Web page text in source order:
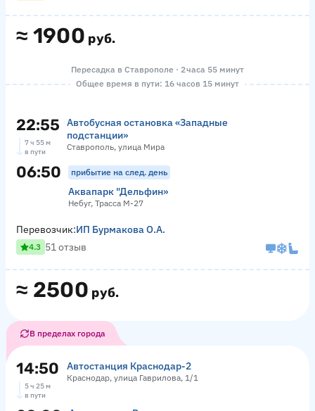
≈ 1900 руб.
Пересадка в Ставрополе · 2 часа 55 минут
Общее время в пути: 16 часов 15 минут
22:55
Автобусная остановка «Западные
подстанции»
Ставрополь, улица Мира
7 ч 55 м
в пути
06:50 прибытие на след. день
Аквапарк "Дельфин»
Небуг, Трасса М-27
≈ 2500 руб.
Перевозчик:ИП Бурмакова О.А.
4.3 51 отзыв
В пределах города
14:50 Автостанция Краснодар-2
Краснодар, улица Гаврилова, 1/1
5 ч 25 м
в пути